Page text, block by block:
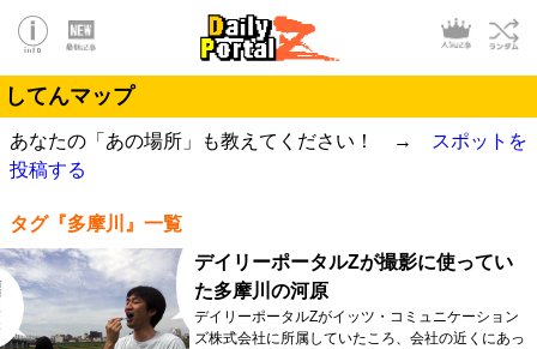
してんマップ
あなたの「あの場所」も教えてください！ →
スポットを
投稿する
タグ『多摩川』一覧
デイリーポータルZが撮影に使ってい
た多摩川の河原
デイリーポータルZがイッツ・コミュニケーション
ズ株式会社に所属していたころ、会社の近くにあっ